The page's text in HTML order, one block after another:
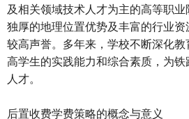
及相关领域技术人才为主的高等职
独厚的地理位置优势及丰富的行业
较高声誉。多年来，学校不断深化
高学生的实践能力和综合素质，为
人才。
后置收费学费策略的概念与意义